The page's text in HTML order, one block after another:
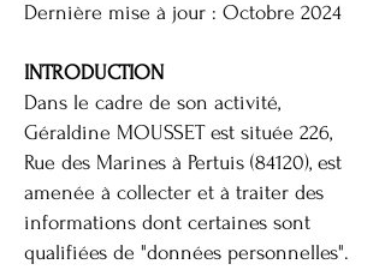
Dernière mise à jour : Octobre 2024
INTRODUCTION
Dans le cadre de son activité,
Géraldine MOUSSET est située 226,
Rue des Marines à Pertuis (84120), est
amenée à collecter et à traiter des
informations dont certaines sont
qualifiées de "données personnelles".